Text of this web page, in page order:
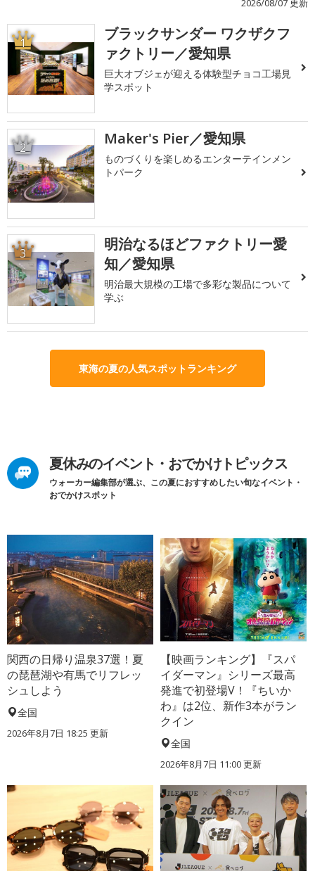
2026/08/07 更新
1
ブラックサンダー ワクザクフ
ァクトリー／愛知県
巨大オブジェが迎える体験型チョコ工場見
学スポット
2 Maker's Pier／愛知県
ものづくりを楽しめるエンターテインメン
トパーク
3
明治なるほどファクトリー愛
知／愛知県
明治最大規模の工場で多彩な製品について
学ぶ
東海の夏の人気スポットランキング
夏休みのイベント・おでかけトピックス
ウォーカー編集部が選ぶ、この夏におすすめしたい旬なイベント・
おでかけスポット
関西の日帰り温泉37選！夏
の琵琶湖や有馬でリフレッ
シュしよう
全国
2026年8月7日 18:25 更新
【映画ランキング】『スパ
イダーマン』シリーズ最高
発進で初登場V！『ちいか
わ』は2位、新作3本がラン
クイン
全国
2026年8月7日 11:00更新